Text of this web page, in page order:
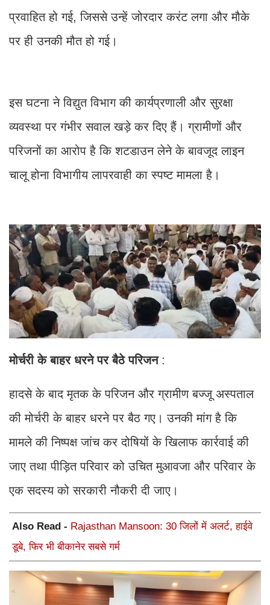
प्रवाहित हो गई, जिससे उन्हें जोरदार करंट लगा और मौके
पर ही उनकी मौत हो गई।
इस घटना ने विद्युत विभाग की कार्यप्रणाली और सुरक्षा
व्यवस्था पर गंभीर सवाल खड़े कर दिए हैं। ग्रामीणों और
परिजनों का आरोप है कि शटडाउन लेने के बावजूद लाइन
चालू होना विभागीय लापरवाही का स्पष्ट मामला है।
मोर्चरी के बाहर धरने पर बैठे परिजन:
हादसे के बाद मृतक के परिजन और ग्रामीण बज्जू अस्पताल
की मोर्चरी के बाहर धरने पर बैठ गए। उनकी मांग है कि
मामले की निष्पक्ष जांच कर दोषियों के खिलाफ कार्रवाई की
जाए तथा पीड़ित परिवार को उचित मुआवजा और परिवार के
एक सदस्य को सरकारी नौकरी दी जाए।
Also Read - Rajasthan Mansoon: 30 जिलों में अलर्ट, हाईवे
डूबे, फिर भी बीकानेर सबसे गर्म